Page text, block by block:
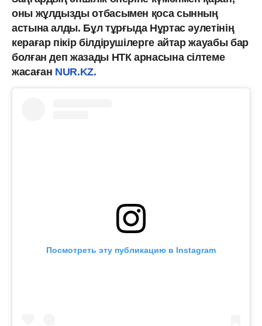
оны жұлдызды отбасымен қоса сынның
астына алды. Бұл тұрғыда Нұртас әулетінің
керағар пікір білдірушілерге айтар жауабы бар
болған деп жазады НТК арнасына сілтеме
жасаған NUR.KZ.
Посмотреть эту публикацию в Instagram